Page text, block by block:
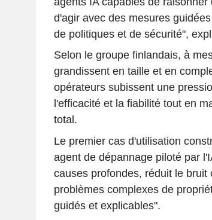
d'agir avec des mesures
de politiques et de sécurité",
Selon le groupe finlandais, à
grandissent en taille et en
opérateurs subissent une
l'efficacité et la fiabilité tout en
total.
Le premier cas d'utilisation
agent de dépannage piloté par
causes profondes, réduit le
problèmes complexes de
guidés et explicables".